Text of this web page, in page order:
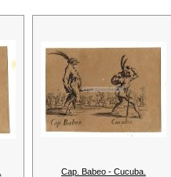
Cap. Babeo - Cucuba.